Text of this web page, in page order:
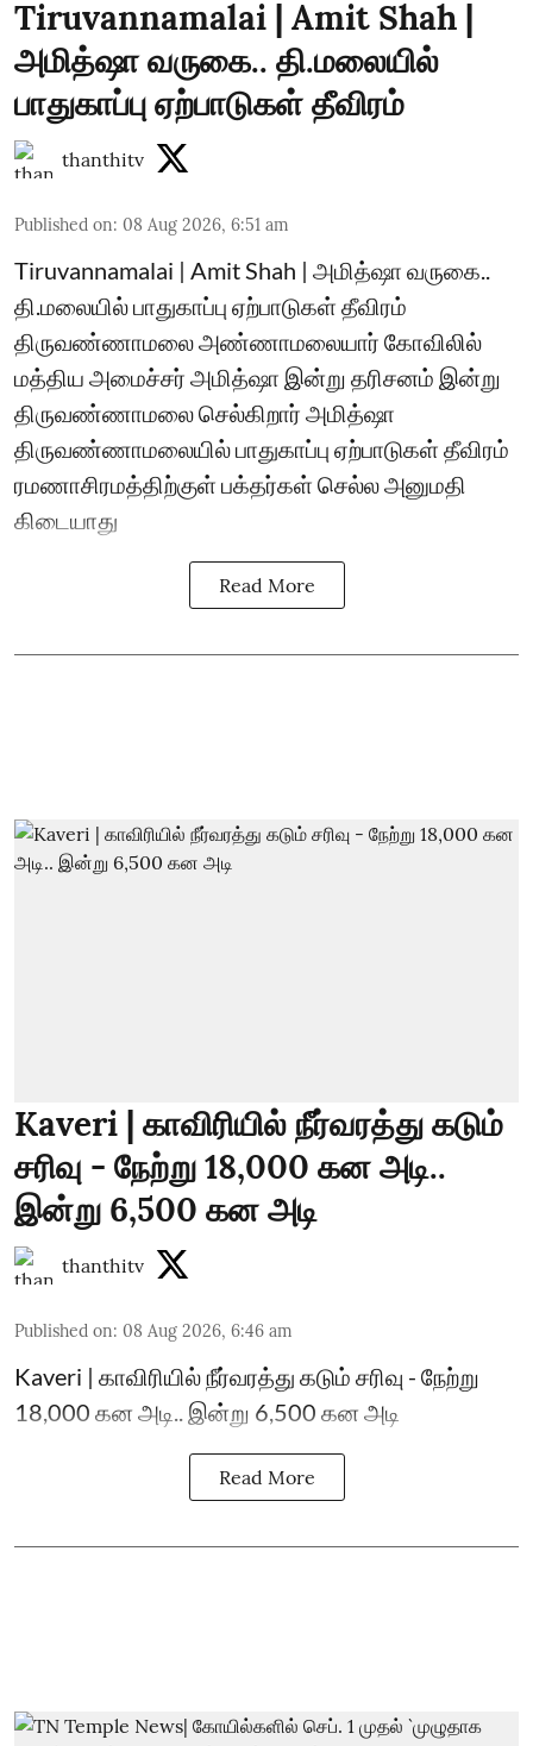
Tiruvannamalai | Amit Shah |
அமித்ஷா வருகை.. தி.மலையில்
பாதுகாப்பு ஏற்பாடுகள் தீவிரம்
thanthitv
Published on: 08 Aug 2026, 6:51 am
Tiruvannamalai | Amit Shah | அமித்ஷா வருகை..
தி.மலையில் பாதுகாப்பு ஏற்பாடுகள் தீவிரம்
திருவண்ணாமலை அண்ணாமலையார் கோவிலில்
மத்திய அமைச்சர் அமித்ஷா இன்று தரிசனம் இன்று
திருவண்ணாமலை செல்கிறார் அமித்ஷா
திருவண்ணாமலையில் பாதுகாப்பு ஏற்பாடுகள் தீவிரம்
ரமணாசிரமத்திற்குள் பக்தர்கள் செல்ல அனுமதி
கிடையாது
Read More
Kaveri | காவிரியில் நீர்வரத்து கடும்
சரிவு - நேற்று 18,000 கன அடி..
இன்று 6,500 கன அடி
thanthitv
Published on: 08 Aug 2026, 6:46 am
Kaveri | காவிரியில் நீர்வரத்து கடும் சரிவு - நேற்று
18,000 கன அடி.. இன்று 6,500 கன அடி
Read More